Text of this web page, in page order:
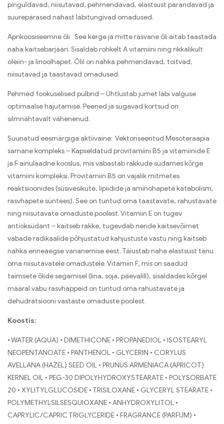
pinguldavad, niisutavad, pehmendavad, elastsust parandavad ja
suurepärased nahast läbitungivad omadused.
Aprikoosiseemne õli See kerge ja mitte rasvane õli aitab taastada
naha kaitsebarjääri. Sisaldab rohkelt A vitamiini ning rikkalikult
oleiin- ja linoolhapet. Õlil on nahka pehmendavad, toitvad,
niisutavad ja taastavad omadused.
Pehmed fookuselised pulbrid – Ühtlustab jumet läbi valguse
optimaalse hajutamise. Peened ja sügavad kortsud on
silmnähtavalt vähenenud.
Suunatud eesmärgiga aktiivaine: Vektoriseeritud Mesoteraapia
sarnane kompleks – Kapseldatud provitamiini B5 ja vitamiinide E
ja F ainulaadne kooslus, mis vabastab rakkude südames kõrge
vitamiini kompleksi. Provitamiin B5 on vajalik mitmetes
reaktsioonides (süsivesikute, lipiidide ja aminohapete katabolism,
rasvhapete süntees). See on tuntud oma taastavate, rahustavate
ning niisutavate omaduste poolest. Vitamiin E on tugev
antioksüdant – kaitseb rakke, tugevdab nende kaitsevõimet
vabade radikaalide põhjustatud kahjustuste vastu ning kaitseb
nahka enneaegse vananemise eest. Täiustab naha elastsust tänu
oma niisutavatele omadustele. Vitamiin F, mis on saadud
taimsete õlide segamisel (lina, soja, päevalill), sisaldades kõrgel
määral vabu rasvhappeid on tuntud oma rahustavate ja
dehüdratsiooni vastaste omaduste poolest.
Koostis:
• WATER (AQUA) • DIMETHICONE • PROPANEDIOL • ISOSTEARYL
NEOPENTANOATE • PANTHENOL • GLYCERIN • CORYLUS
AVELLANA (HAZEL) SEED OIL • PRUNUS ARMENIACA (APRICOT)
KERNEL OIL • PEG-30 DIPOLYHYDROXYSTEARATE • POLYSORBATE
20 • XYLITYLGLUCOSIDE • TRISILOXANE • GLYCERYL STEARATE •
POLYMETHYLSILSESQUIOXANE • ANHYDROXYLITOL •
CAPRYLIC/CAPRIC TRIGLYCERIDE • FRAGRANCE (PARFUM) •